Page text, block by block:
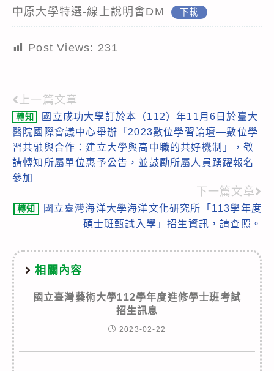
中原大學特選-線上說明會DM 下載
Post Views: 231
Read
more
articles
上一篇文章
轉知
國立成功大學訂於本（112）年11月6日於臺大
醫院國際會議中心舉辦「2023數位學習論壇—數位學
習共融與合作：建立大學與高中職的共好機制」，敬
請轉知所屬單位惠予公告，並鼓勵所屬人員踴躍報名
參加
下一篇文章
轉知
國立臺灣海洋大學海洋文化研究所「113學年度
碩士班甄試入學」招生資訊，請查照。
相關內容
國立臺灣藝術大學112學年度進修學士班考試
招生訊息
2023-02-22